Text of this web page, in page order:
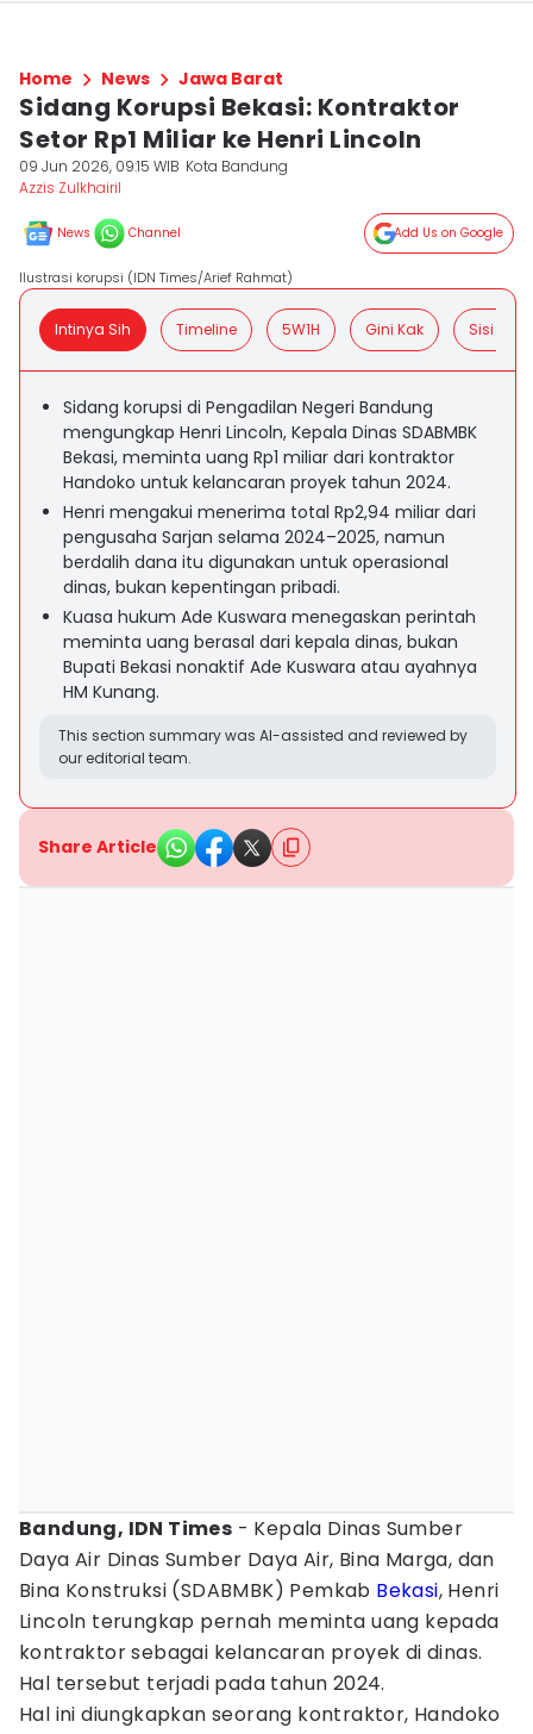
Home News Jawa Barat
Sidang Korupsi Bekasi: Kontraktor
Setor Rp1 Miliar ke Henri Lincoln
09 Jun 2026, 09:15 WIB Kota Bandung
Azzis Zulkhairil
News Channel Add Us on Google
Ilustrasi korupsi (IDN Times/Arief Rahmat)
Intinya Sih Timeline 5W1H Gini Kak Sisi
Sidang korupsi di Pengadilan Negeri Bandung
mengungkap Henri Lincoln, Kepala Dinas SDABMBK
Bekasi, meminta uang Rp1 miliar dari kontraktor
Handoko untuk kelancaran proyek tahun 2024.
Henri mengakui menerima total Rp2,94 miliar dari
pengusaha Sarjan selama 2024–2025, namun
berdalih dana itu digunakan untuk operasional
dinas, bukan kepentingan pribadi.
Kuasa hukum Ade Kuswara menegaskan perintah
meminta uang berasal dari kepala dinas, bukan
Bupati Bekasi nonaktif Ade Kuswara atau ayahnya
HM Kunang.
This section summary was AI-assisted and reviewed by
our editorial team.
Share Article
Bandung, IDN Times - Kepala Dinas Sumber
Daya Air Dinas Sumber Daya Air, Bina Marga, dan
Bina Konstruksi (SDABMBK) Pemkab Bekasi, Henri
Lincoln terungkap pernah meminta uang kepada
kontraktor sebagai kelancaran proyek di dinas.
Hal tersebut terjadi pada tahun 2024.
Hal ini diungkapkan seorang kontraktor, Handoko